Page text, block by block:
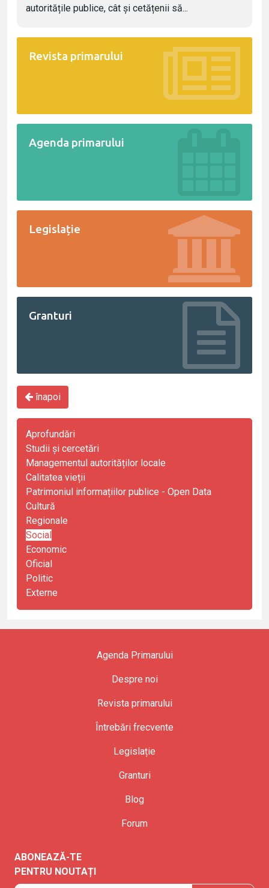
autoritățile publice, cât și cetățenii să...
Revista primarului
Agenda primarului
Legislație
Granturi
înapoi
Aprofundări
Studii și cercetări
Managementul autorităților locale
Calitatea vieții
Patrimoniul informațiilor publice - Open Data
Cultură
Regionale
Social
Economic
Oficial
Politic
Externe
Agenda Primarului
Despre noi
Revista primarului
Întrebări frecvente
Legislație
Granturi
Blog
Forum
ABONEAZĂ-TE
PENTRU NOUTAȚI